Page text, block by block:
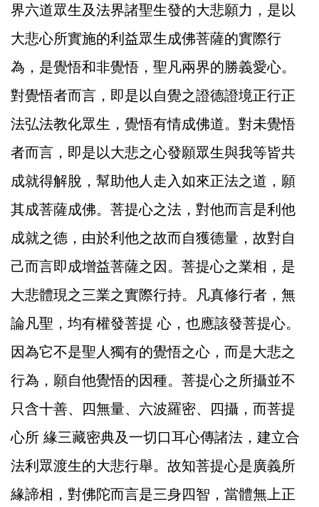
界六道眾生及法界諸聖生發的大悲願力，是以
大悲心所實施的利益眾生成佛菩薩的實際行
為，是覺悟和非覺悟，聖凡兩界的勝義愛心。
對覺悟者而言，即是以自覺之證德證境正行正
法弘法教化眾生，覺悟有情成佛道。對未覺悟
者而言，即是以大悲之心發願眾生與我等皆共
成就得解脫，幫助他人走入如來正法之道，願
其成菩薩成佛。菩提心之法，對他而言是利他
成就之德，由於利他之故而自獲德量，故對自
己而言即成增益菩薩之因。菩提心之業相，是
大悲體現之三業之實際行持。凡真修行者，無
論凡聖，均有權發菩提 心，也應該發菩提心。
因為它不是聖人獨有的覺悟之心，而是大悲之
行為，願自他覺悟的因種。菩提心之所攝並不
只含十善、四無量、六波羅密、四攝，而菩提
心所 緣三藏密典及一切口耳心傳諸法，建立合
法利眾渡生的大悲行舉。故知菩提心是廣義所
緣諦相，對佛陀而言是三身四智，當體無上正